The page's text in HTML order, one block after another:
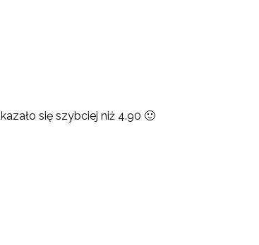
się szybciej niż 4.90 🙂